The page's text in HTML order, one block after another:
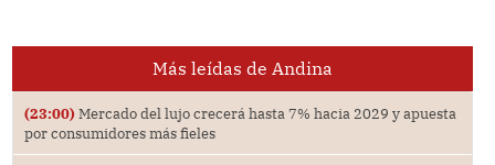
Más leídas de Andina
(23:00) Mercado del lujo crecerá hasta 7% hacia 2029 y apuesta
por consumidores más fieles